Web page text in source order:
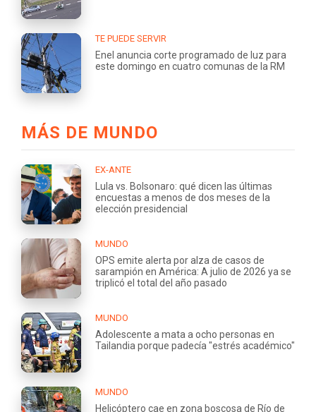
TE PUEDE SERVIR
Enel anuncia corte programado de luz para
este domingo en cuatro comunas de la RM
MÁS DE MUNDO
EX-ANTE
Lula vs. Bolsonaro: qué dicen las últimas
encuestas a menos de dos meses de la
elección presidencial
MUNDO
OPS emite alerta por alza de casos de
sarampión en América: A julio de 2026 ya se
triplicó el total del año pasado
MUNDO
Adolescente a mata a ocho personas en
Tailandia porque padecía "estrés académico"
MUNDO
Helicóptero cae en zona boscosa de Río de